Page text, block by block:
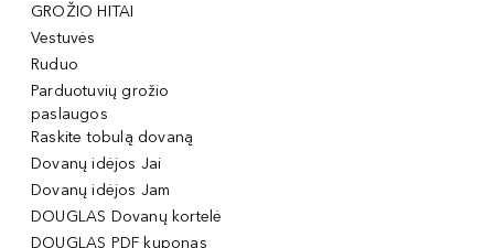
GROŽIO HITAI
Vestuvės
Ruduo
Parduotuvių grožio
paslaugos
Raskite tobulą dovaną
Dovanų idėjos Jai
Dovanų idėjos Jam
DOUGLAS Dovanų kortelė
DOUGLAS PDF kuponas